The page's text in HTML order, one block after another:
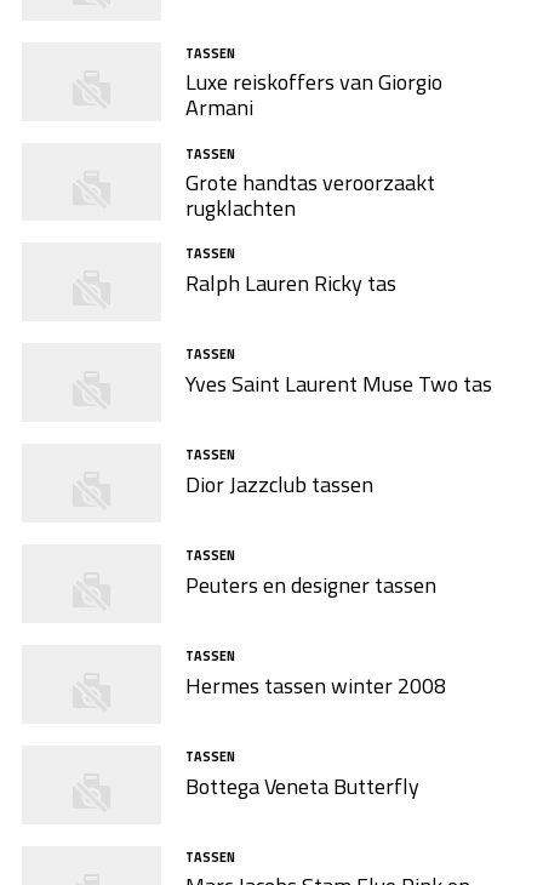
TASSEN
Luxe reiskoffers van Giorgio
Armani
TASSEN
Grote handtas veroorzaakt
rugklachten
TASSEN
Ralph Lauren Ricky tas
TASSEN
Yves Saint Laurent Muse Two tas
TASSEN
Dior Jazzclub tassen
TASSEN
Peuters en designer tassen
TASSEN
Hermes tassen winter 2008
TASSEN
Bottega Veneta Butterfly
TASSEN